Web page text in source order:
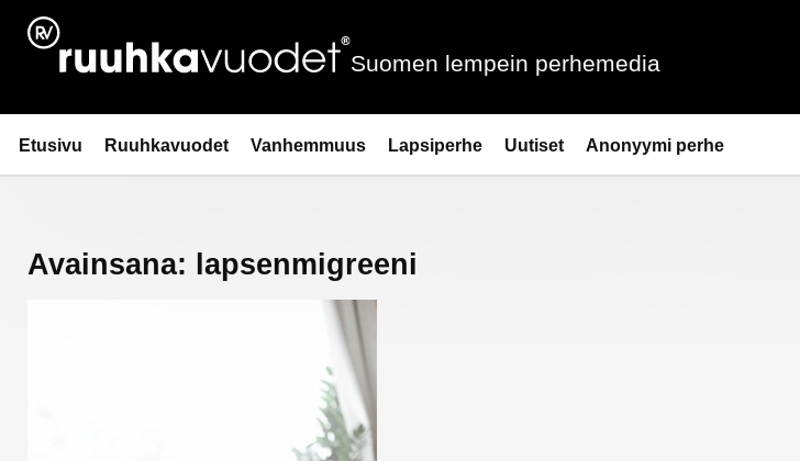
Siirry
sisältöön
Ruuhkavuodet.fi
Suomen lempein perhemedia
Etusivu Ruuhkavuodet Vanhemmuus Lapsiperhe Uutiset Anonyymi perhe
Avainsana: lapsenmigreeni